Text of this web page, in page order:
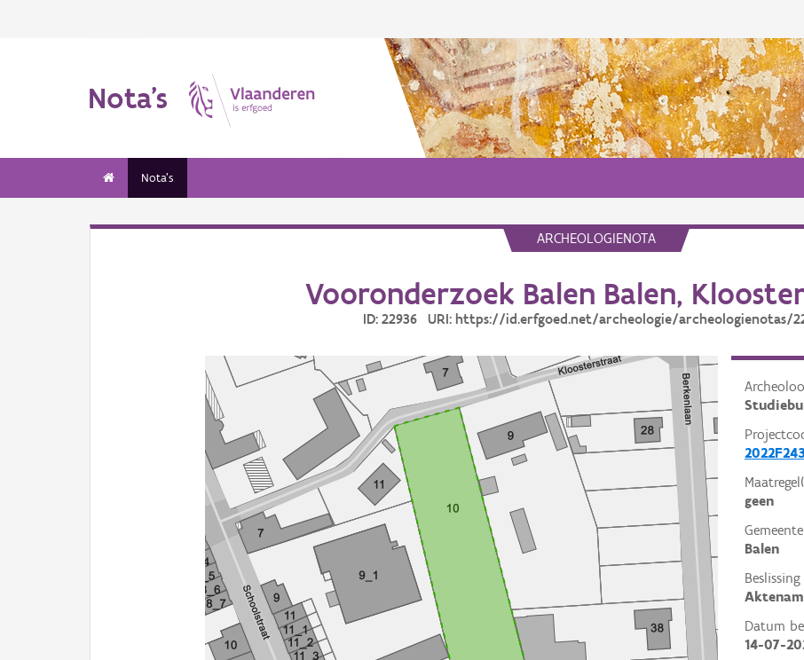
Nota's
Nota's
ARCHEOLOGIENOTA
Vooronderzoek Balen Balen,
ID: 22936 URI: https://id.erfgoed.net/archeologie/archeologienotas/
geen
Balen
Beslissing
Datum
14-07-